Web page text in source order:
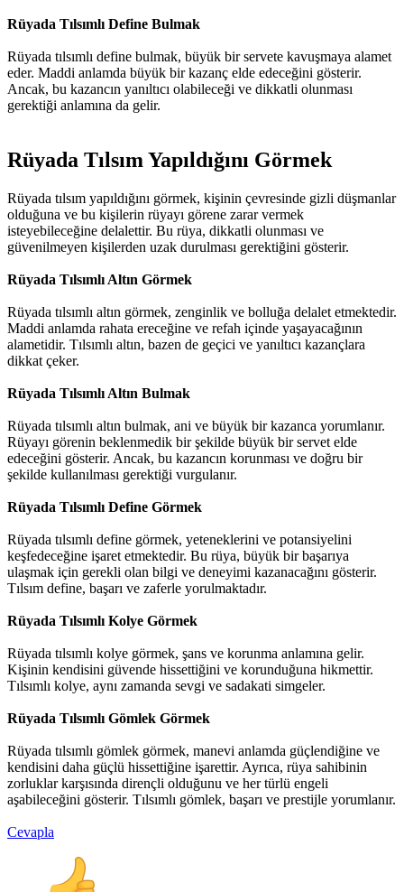
Rüyada Tılsımlı Define Bulmak
Rüyada tılsımlı define bulmak, büyük bir servete kavuşmaya alamet
eder. Maddi anlamda büyük bir kazanç elde edeceğini gösterir.
Ancak, bu kazancın yanıltıcı olabileceği ve dikkatli olunması
gerektiği anlamına da gelir.
Rüyada Tılsım Yapıldığını Görmek​
Rüyada tılsım yapıldığını görmek, kişinin çevresinde gizli düşmanlar
olduğuna ve bu kişilerin rüyayı görene zarar vermek
isteyebileceğine delalettir. Bu rüya, dikkatli olunması ve
güvenilmeyen kişilerden uzak durulması gerektiğini gösterir.
Rüyada Tılsımlı Altın Görmek
Rüyada tılsımlı altın görmek, zenginlik ve bolluğa delalet etmektedir.
Maddi anlamda rahata ereceğine ve refah içinde yaşayacağının
alametidir. Tılsımlı altın, bazen de geçici ve yanıltıcı kazançlara
dikkat çeker.
Rüyada Tılsımlı Altın Bulmak
Rüyada tılsımlı altın bulmak, ani ve büyük bir kazanca yorumlanır.
Rüyayı görenin beklenmedik bir şekilde büyük bir servet elde
edeceğini gösterir. Ancak, bu kazancın korunması ve doğru bir
şekilde kullanılması gerektiği vurgulanır.
Rüyada Tılsımlı Define Görmek
Rüyada tılsımlı define görmek, yeteneklerini ve potansiyelini
keşfedeceğine işaret etmektedir. Bu rüya, büyük bir başarıya
ulaşmak için gerekli olan bilgi ve deneyimi kazanacağını gösterir.
Tılsım define, başarı ve zaferle yorulmaktadır.
Rüyada Tılsımlı Kolye Görmek
Rüyada tılsımlı kolye görmek, şans ve korunma anlamına gelir.
Kişinin kendisini güvende hissettiğini ve korunduğuna hikmettir.
Tılsımlı kolye, aynı zamanda sevgi ve sadakati simgeler.
Rüyada Tılsımlı Gömlek Görmek
Rüyada tılsımlı gömlek görmek, manevi anlamda güçlendiğine ve
kendisini daha güçlü hissettiğine işarettir. Ayrıca, rüya sahibinin
zorluklar karşısında dirençli olduğunu ve her türlü engeli
aşabileceğini gösterir. Tılsımlı gömlek, başarı ve prestijle yorumlanır.
Cevapla